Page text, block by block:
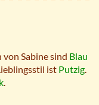
Sabine sind Blau
ist Putzig.
.